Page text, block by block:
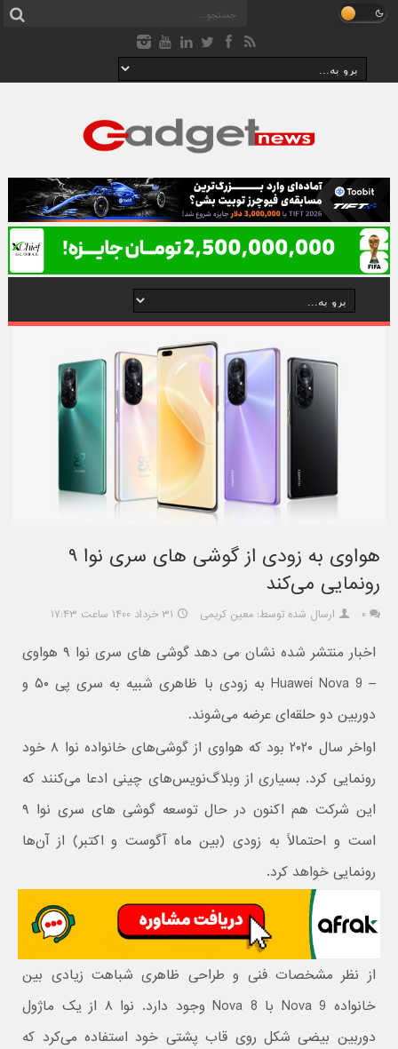
هواوی به زودی از گوشی های سری نوا ۹
رونمایی می‌کند
۰ ارسال شده توسط: معین کریمی ۳۱ خرداد ۱۴۰۰ ساعت ۱۷:۴۳
اخبار منتشر شده نشان می دهد گوشی های سری نوا ۹ هواوی
– Huawei Nova 9 به زودی با ظاهری شبیه به سری پی ۵۰ و
دوربین دو حلقه‌ای عرضه می‌شوند.
اواخر سال ۲۰۲۰ بود که هواوی از گوشی‌های خانواده نوا ۸ خود
رونمایی کرد. بسیاری از وبلاگ‌نویس‌های چینی ادعا می‌کنند که
این شرکت هم اکنون در حال توسعه گوشی های سری نوا ۹
است و احتمالاً به زودی (بین ماه آگوست و اکتبر) از آن‌ها
رونمایی خواهد کرد.
از نظر مشخصات فنی و طراحی ظاهری شباهت زیادی بین
خانواده Nova 9 با Nova 8 وجود دارد. نوا ۸ از یک ماژول
دوربین بیضی شکل روی قاب پشتی خود استفاده می‌کرد که